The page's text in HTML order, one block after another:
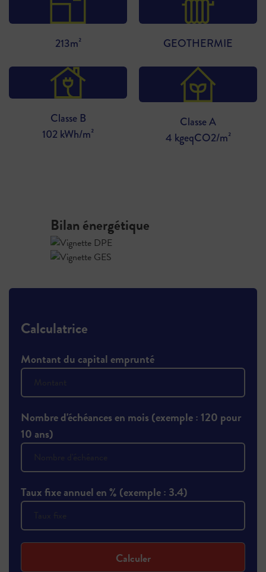
213m² GEOTHERMIE
Classe B
102 kWh/m²
Classe A
4 kgeqCO2/m²
Bilan énergétique
Calculatrice
Montant du capital emprunté
Nombre d'échéances en mois (exemple : 120 pour
10 ans)
Taux fixe annuel en % (exemple : 3.4)
Calculer